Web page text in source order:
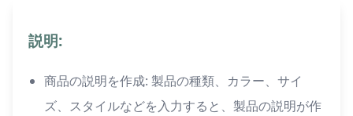
説明:
商品の説明を作成: 製品の種類、カラー、サイ
ズ、スタイルなどを入力すると、製品の説明が作